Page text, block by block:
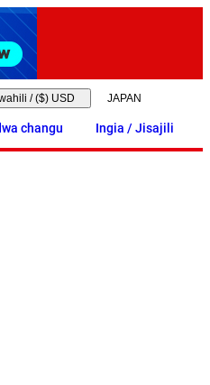
/ ($) USD
changu Ingia / Jisajili